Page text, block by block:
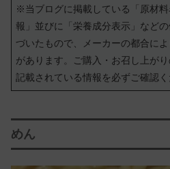
※当ブログに掲載している「原材
報」並びに「栄養成分表示」など
づいたもので、メーカーの都合に
があります。ご購入・お召し上が
記載されている情報を必ずご確認く
めん